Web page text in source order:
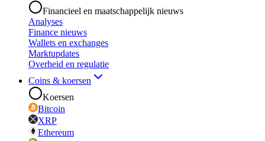
Financieel en maatschappelijk nieuws
Analyses
Finance nieuws
Wallets en exchanges
Marktupdates
Overheid en regulatie
Coins & koersen
Koersen
Bitcoin
XRP
Ethereum